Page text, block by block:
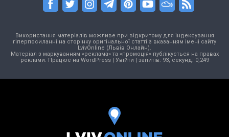
Використання матеріалів можливе при відкритому для індексування
гіперпосиланні на сторінку оригінальної статті з вказанням імені сайту
LvivOnline (Львів Онлайн).
Матеріал з маркуванням «реклама» та «промоція» публікується на правах
реклами. Працює на WordPress| Увійти | запитів: 93, секунд: 0,249